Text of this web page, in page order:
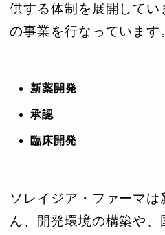
供する体制を展開して
の事業を行なっています
新薬開発
承認
臨床開発
ソレイジア・ファーマ
ん、開発環境の構築や